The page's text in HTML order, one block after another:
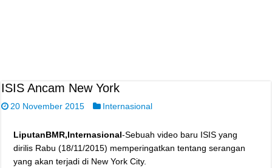
ISIS Ancam New York
20 November 2015 Internasional
LiputanBMR,Internasional-Sebuah video baru ISIS yang
dirilis Rabu (18/11/2015) memperingatkan tentang serangan
yang akan terjadi di New York City.